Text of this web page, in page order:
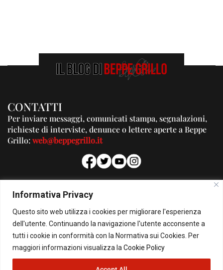
Informativa Privacy
Questo sito web utilizza i cookies per migliorare l'esperienza
dell'utente. Continuando la navigazione l'utente acconsente a
tutti i cookie in conformità con la Normativa sui Cookies. Per
maggiori informazioni visualizza la Cookie Policy
CONTATTI
Per inviare messaggi, comunicati stampa, segnalazioni,
richieste di interviste, denunce o lettere aperte a Beppe
Grillo:web@beppegrillo.it
PUBBLICITA'
Per la tua pubblicità su questo Blog:
pubblicita@beppegrillo.it